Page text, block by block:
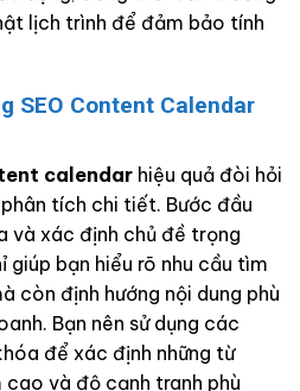
lịch trình để đảm bảo tính
SEO Content Calendar
calendar hiệu quả đòi hỏi
tích chi tiết. Bước đầu
và xác định chủ đề trọng
giúp bạn hiểu rõ nhu cầu tìm
còn định hướng nội dung phù
Bạn nên sử dụng các
để xác định những từ
và độ cạnh tranh phù